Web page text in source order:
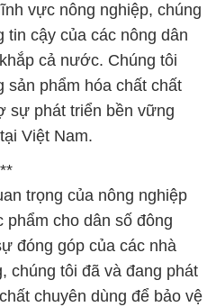
vực nông nghiệp, chúng
tin cậy của các nông dân
cả nước. Chúng tôi
sản phẩm hóa chất chất
sự phát triển bền vững
Việt Nam.
trọng của nông nghiệp
cho dân số đông
đóng góp của các nhà
chúng tôi đã và đang phát
chuyên dùng để bảo vệ